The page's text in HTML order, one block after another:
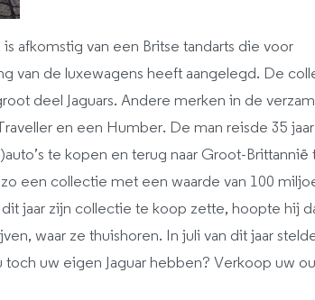
afkomstig van een Britse tandarts die voor
van de luxewagens heeft aangelegd. De
deel Jaguars. Andere merken in de
en een Humber. De man reisde 35
te kopen en terug naar Groot-Brittannië
een collectie met een waarde van 100
jaar zijn collectie te koop zette, hoopte hij
waar ze thuishoren. In juli van dit jaar
uw eigen Jaguar hebben? Verkoop uw